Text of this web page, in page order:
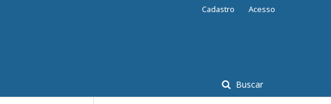
Buscar
Cadastro Acesso